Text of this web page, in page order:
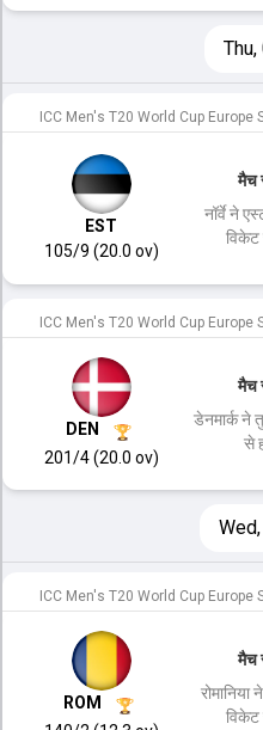
ICC Men's T20 World Cup
EST
105/9 (20.0 ov)
मैच
नॉर्वे ने
विकेट
ICC Men's T20 World Cup
DEN
201/4 (20.0 ov)
मैच
डेनमार्क ने
से
ICC Men's T20 World Cup
ROM
मैच
रोमानिया
विकेट